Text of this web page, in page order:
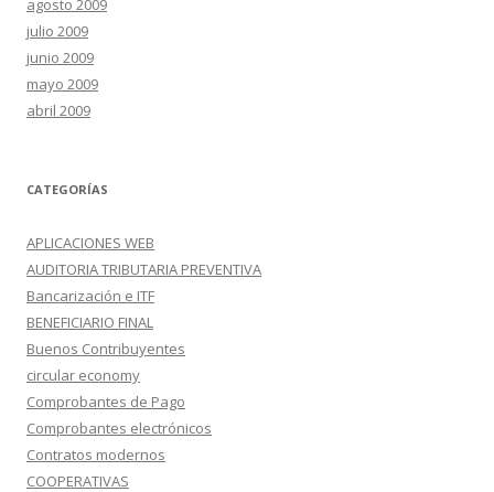
agosto 2009
julio 2009
junio 2009
mayo 2009
abril 2009
CATEGORÍAS
APLICACIONES WEB
AUDITORIA TRIBUTARIA PREVENTIVA
Bancarización e ITF
BENEFICIARIO FINAL
Buenos Contribuyentes
circular economy
Comprobantes de Pago
Comprobantes electrónicos
Contratos modernos
COOPERATIVAS